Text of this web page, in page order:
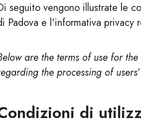
seguito vengono illustrate le
Padova e l'informativa
are the terms of use for
the processing of
di